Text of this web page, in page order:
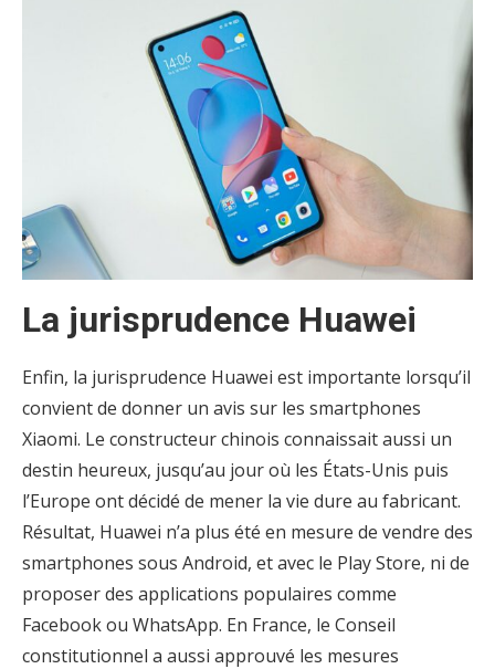
La jurisprudence Huawei
Enfin, la jurisprudence Huawei est importante lorsqu’il
convient de donner un avis sur les smartphones
Xiaomi. Le constructeur chinois connaissait aussi un
destin heureux, jusqu’au jour où les États-Unis puis
l’Europe ont décidé de mener la vie dure au fabricant.
Résultat, Huawei n’a plus été en mesure de vendre des
smartphones sous Android, et avec le Play Store, ni de
proposer des applications populaires comme
Facebook ou WhatsApp. En France, le Conseil
constitutionnel a aussi approuvé les mesures